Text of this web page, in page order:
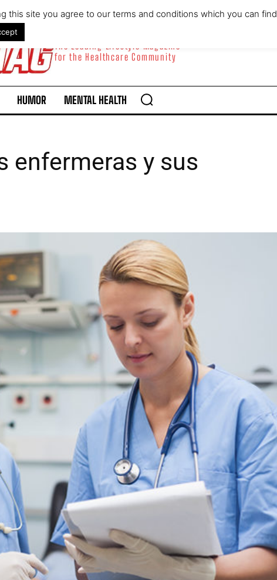
The Leading Lifestyle Magazine
for the Healthcare Community
HUMOR MENTAL HEALTH
enfermeras y sus
this site you agree to our terms and conditions which you can find